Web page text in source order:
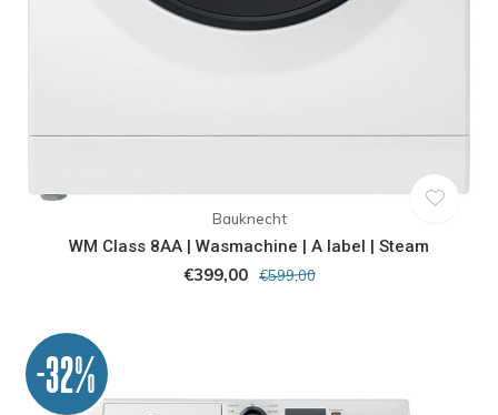
Bauknecht
WM Class 8AA | Wasmachine | A label | Steam
€399,00 €599,00
-32%